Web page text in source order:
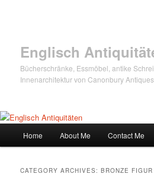
Englisch
Bücherschränke, Essmöbel, antike
Innenarchitektur von Canonbury
Skip
Skip
Home About Me Contact Me
CATEGORY ARCHIVES:BRONZE FIGUR